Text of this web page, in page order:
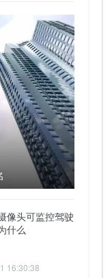
像头可监控驾驶
什么
16:30:38